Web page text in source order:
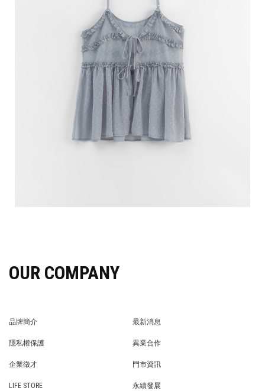
OUR COMPANY
品牌簡介
最新消息
隱私權保護
異業合作
企業徵才
門市資訊
LIFE STORE
永續發展